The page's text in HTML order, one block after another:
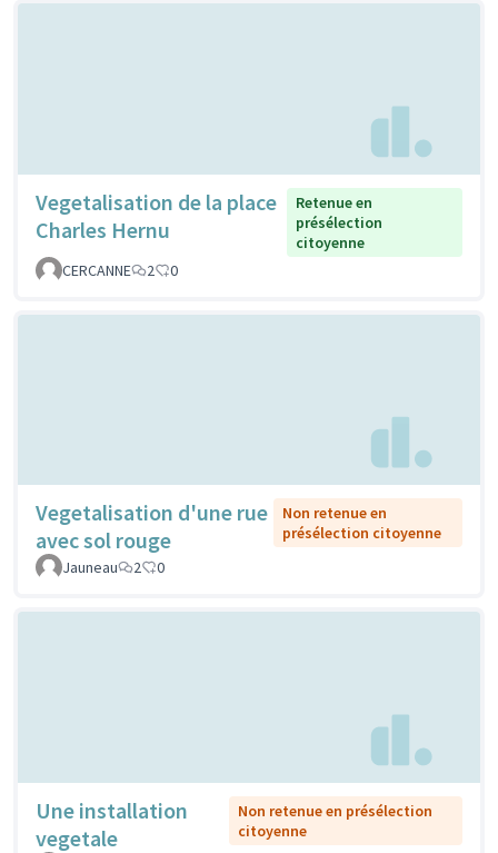
Vegetalisation de la place
Charles Hernu
Retenue en
présélection
citoyenne
CERCANNE
2 0
Vegetalisation d'une rue
avec sol rouge
Non retenue en
présélection citoyenne
Jauneau
2 0
Une installation
vegetale
Non retenue en présélection
citoyenne